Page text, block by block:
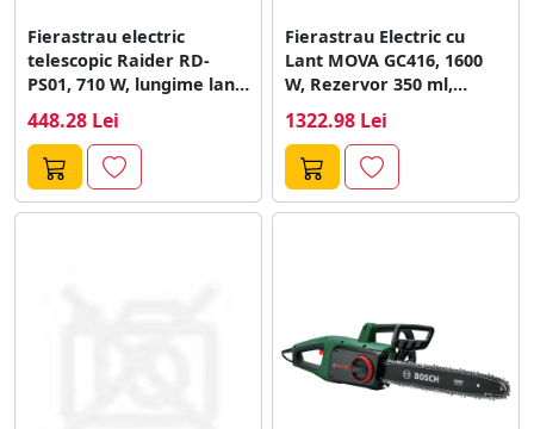
Fierastrau electric
telescopic Raider RD-
PS01, 710 W, lungime lant
448.28 Lei
Fierastrau Electric cu
Lant MOVA GC416, 1600
W, Rezervor 350 ml,
1322.98 Lei